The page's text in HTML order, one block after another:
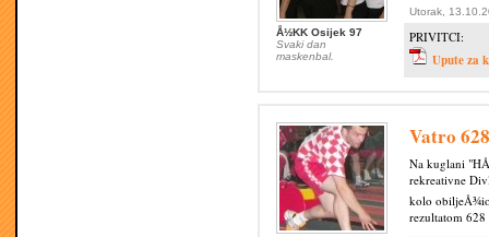
Å½KK Osijek 97
Svaki dan
maskenbal.
Utorak,
PRIVITCI:
Upute za
Vatro 628
Na kuglani
rekreativne
kolo
rezultatom 628